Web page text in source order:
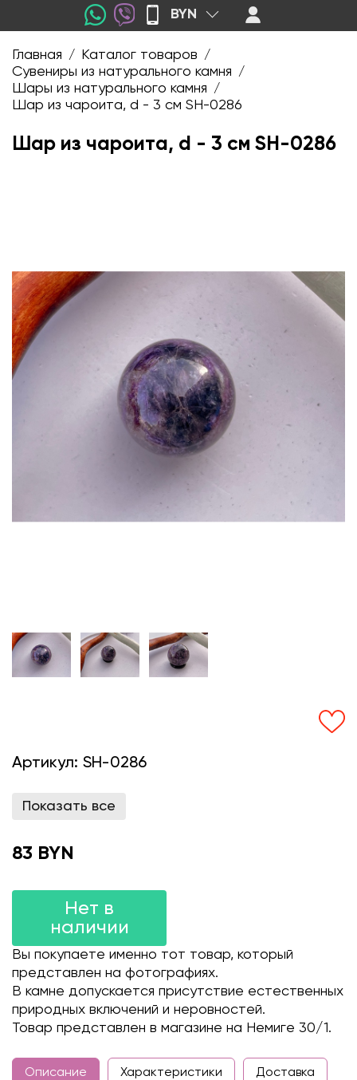
BYN
Главная / Каталог товаров /
Сувениры из натурального камня /
Шары из натурального камня /
Шар из чароита, d - 3 см SH-0286
Шар из чароита, d - 3 см SH-0286
Артикул: SH-0286
Показать все
83 BYN
Нет в
наличии
Вы покупаете именно тот товар, который
представлен на фотографиях.
В камне допускается присутствие естественных
природных включений и неровностей.
Товар представлен в магазине на Немиге 30/1.
Описание Характеристики Доставка